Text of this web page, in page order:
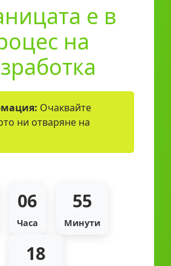
е в
на
Очаквайте
ни отваряне на
06
Часа
55
Минути
18